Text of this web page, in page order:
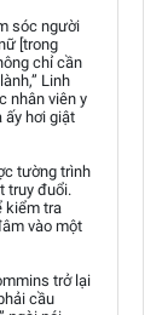
sóc người
[trong
chỉ cần
Linh
nhân viên y
ấy hơi giật
tường trình
truy đuổi.
kiểm tra
vào một
trở lại
cầu